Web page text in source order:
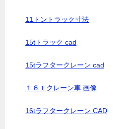
11トントラック寸法
15tトラック cad
15tラフタークレーン cad
１６ｔクレーン車 画像
16tラフタークレーン CAD